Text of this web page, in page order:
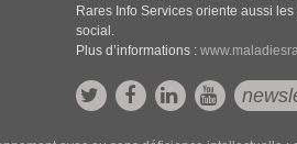
Rares Info Services oriente aussi
social.
Plus d’informations :